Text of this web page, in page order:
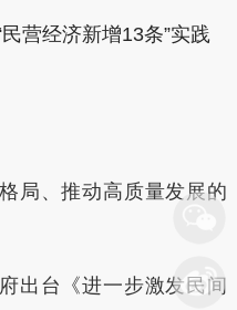
营经济新增13条”实践
局、推动高质量发展的
出台《进一步激发民间